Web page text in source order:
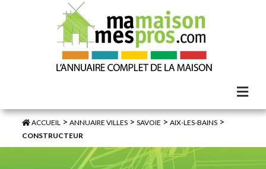
ACCUEIL >ANNUAIRE VILLES >SAVOIE >AIX-LES-BAINS >
CONSTRUCTEUR